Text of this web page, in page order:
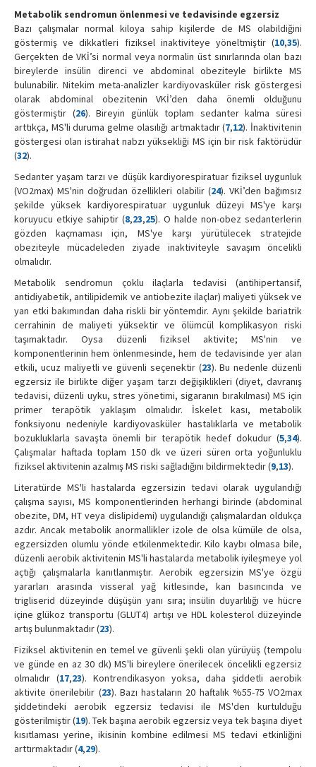
Metabolik sendromun önlenmesi ve tedavisinde egzersiz
Bazı çalışmalar normal kiloya sahip kişilerde de MS olabildiğini
göstermiş ve dikkatleri fiziksel inaktiviteye yöneltmiştir (10,35).
Gerçekten de VKİ’si normal veya normalin üst sınırlarında olan bazı
bireylerde insülin direnci ve abdominal obeziteyle birlikte MS
bulunabilir. Nitekim meta-analizler kardiyovasküler risk göstergesi
olarak abdominal obezitenin VKİ’den daha önemli olduğunu
göstermiştir (26). Bireyin günlük toplam sedanter kalma süresi
arttıkça, MS'li duruma gelme olasılığı artmaktadır (7,12). İnaktivitenin
göstergesi olan istirahat nabzı yüksekliği MS için bir risk faktörüdür
(32).
Sedanter yaşam tarzı ve düşük kardiyorespiratuar fiziksel uygunluk
(VO2max) MS'nin doğrudan özellikleri olabilir (24). VKİ’den bağımsız
şekilde yüksek kardiyorespiratuar uygunluk düzeyi MS'ye karşı
koruyucu etkiye sahiptir (8,23,25). O halde non-obez sedanterlerin
gözden kaçmaması için, MS'ye karşı yürütülecek stratejide
obeziteyle mücadeleden ziyade inaktiviteyle savaşım öncelikli
olmalıdır.
Metabolik sendromun çoklu ilaçlarla tedavisi (antihipertansif,
antidiyabetik, antilipidemik ve antiobezite ilaçlar) maliyeti yüksek ve
yan etki bakımından daha riskli bir yöntemdir. Aynı şekilde bariatrik
cerrahinin de maliyeti yüksektir ve ölümcül komplikasyon riski
taşımaktadır. Oysa düzenli fiziksel aktivite; MS'nin ve
komponentlerinin hem önlenmesinde, hem de tedavisinde yer alan
etkili, ucuz maliyetli ve güvenli seçenektir (23). Bu nedenle düzenli
egzersiz ile birlikte diğer yaşam tarzı değişiklikleri (diyet, davranış
tedavisi, düzenli uyku, stres yönetimi, sigaranın bırakılması) MS için
primer terapötik yaklaşım olmalıdır. İskelet kası, metabolik
fonksiyonu nedeniyle kardiyovasküler hastalıklarla ve metabolik
bozukluklarla savaşta önemli bir terapötik hedef dokudur (5,34).
Çalışmalar haftada toplam 150 dk ve üzeri süren orta yoğunluklu
fiziksel aktivitenin azalmış MS riski sağladığını bildirmektedir (9,13).
Literatürde MS'li hastalarda egzersizin tedavi olarak uygulandığı
çalışma sayısı, MS komponentlerinden herhangi birinde (abdominal
obezite, DM, HT veya dislipidemi) uygulandığı çalışmalardan oldukça
azdır. Ancak metabolik anormallikler izole de olsa kümüle de olsa,
egzersizden olumlu yönde etkilenmektedir. Kilo kaybı olmasa bile,
düzenli aerobik aktivitenin MS'li hastalarda metabolik iyileşmeye yol
açtığı çalışmalarla kanıtlanmıştır. Aerobik egzersizin MS'ye özgü
yararları arasında visseral yağ kitlesinde, kan basıncında ve
trigliserid düzeyinde düşüşün yanı sıra; insülin duyarlılığı ve hücre
içine glükoz transportu (GLUT4) artışı ve HDL kolesterol düzeyinde
artış bulunmaktadır (23).
Fiziksel aktivitenin en temel ve güvenli şekli olan yürüyüş (tempolu
ve günde en az 30 dk) MS'li bireylere önerilecek öncelikli egzersiz
olmalıdır (17,23). Kontrendikasyon yoksa, daha şiddetli aerobik
aktivite önerilebilir (23). Bazı hastaların 20 haftalık %55-75 VO2max
şiddetindeki aerobik egzersiz tedavisi ile MS'den kurtulduğu
gösterilmiştir (19). Tek başına aerobik egzersiz veya tek başına diyet
kısıtlaması yerine, ikisinin kombine edilmesi MS tedavi etkinliğini
arttırmaktadır (4,29).